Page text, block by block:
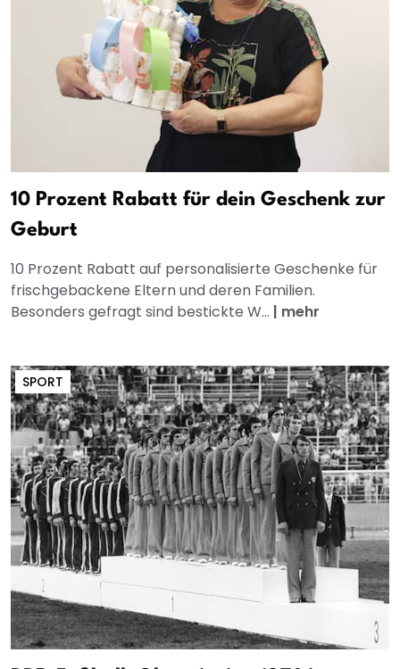
10 Prozent Rabatt für dein Geschenk zur
Geburt
10 Prozent Rabatt auf personalisierte Geschenke für
frischgebackene Eltern und deren Familien.
Besonders gefragt sind bestickte W... | mehr
SPORT